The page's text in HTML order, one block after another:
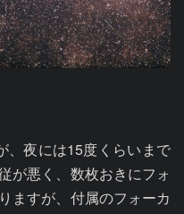
、夜には15度くらいまで
が悪く、数枚おきにフォ
ますが、付属のフォーカ